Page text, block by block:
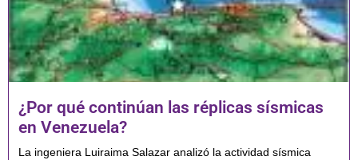
¿Por qué continúan las réplicas sísmicas
en Venezuela?
La ingeniera Luiraima Salazar analizó la actividad sísmica